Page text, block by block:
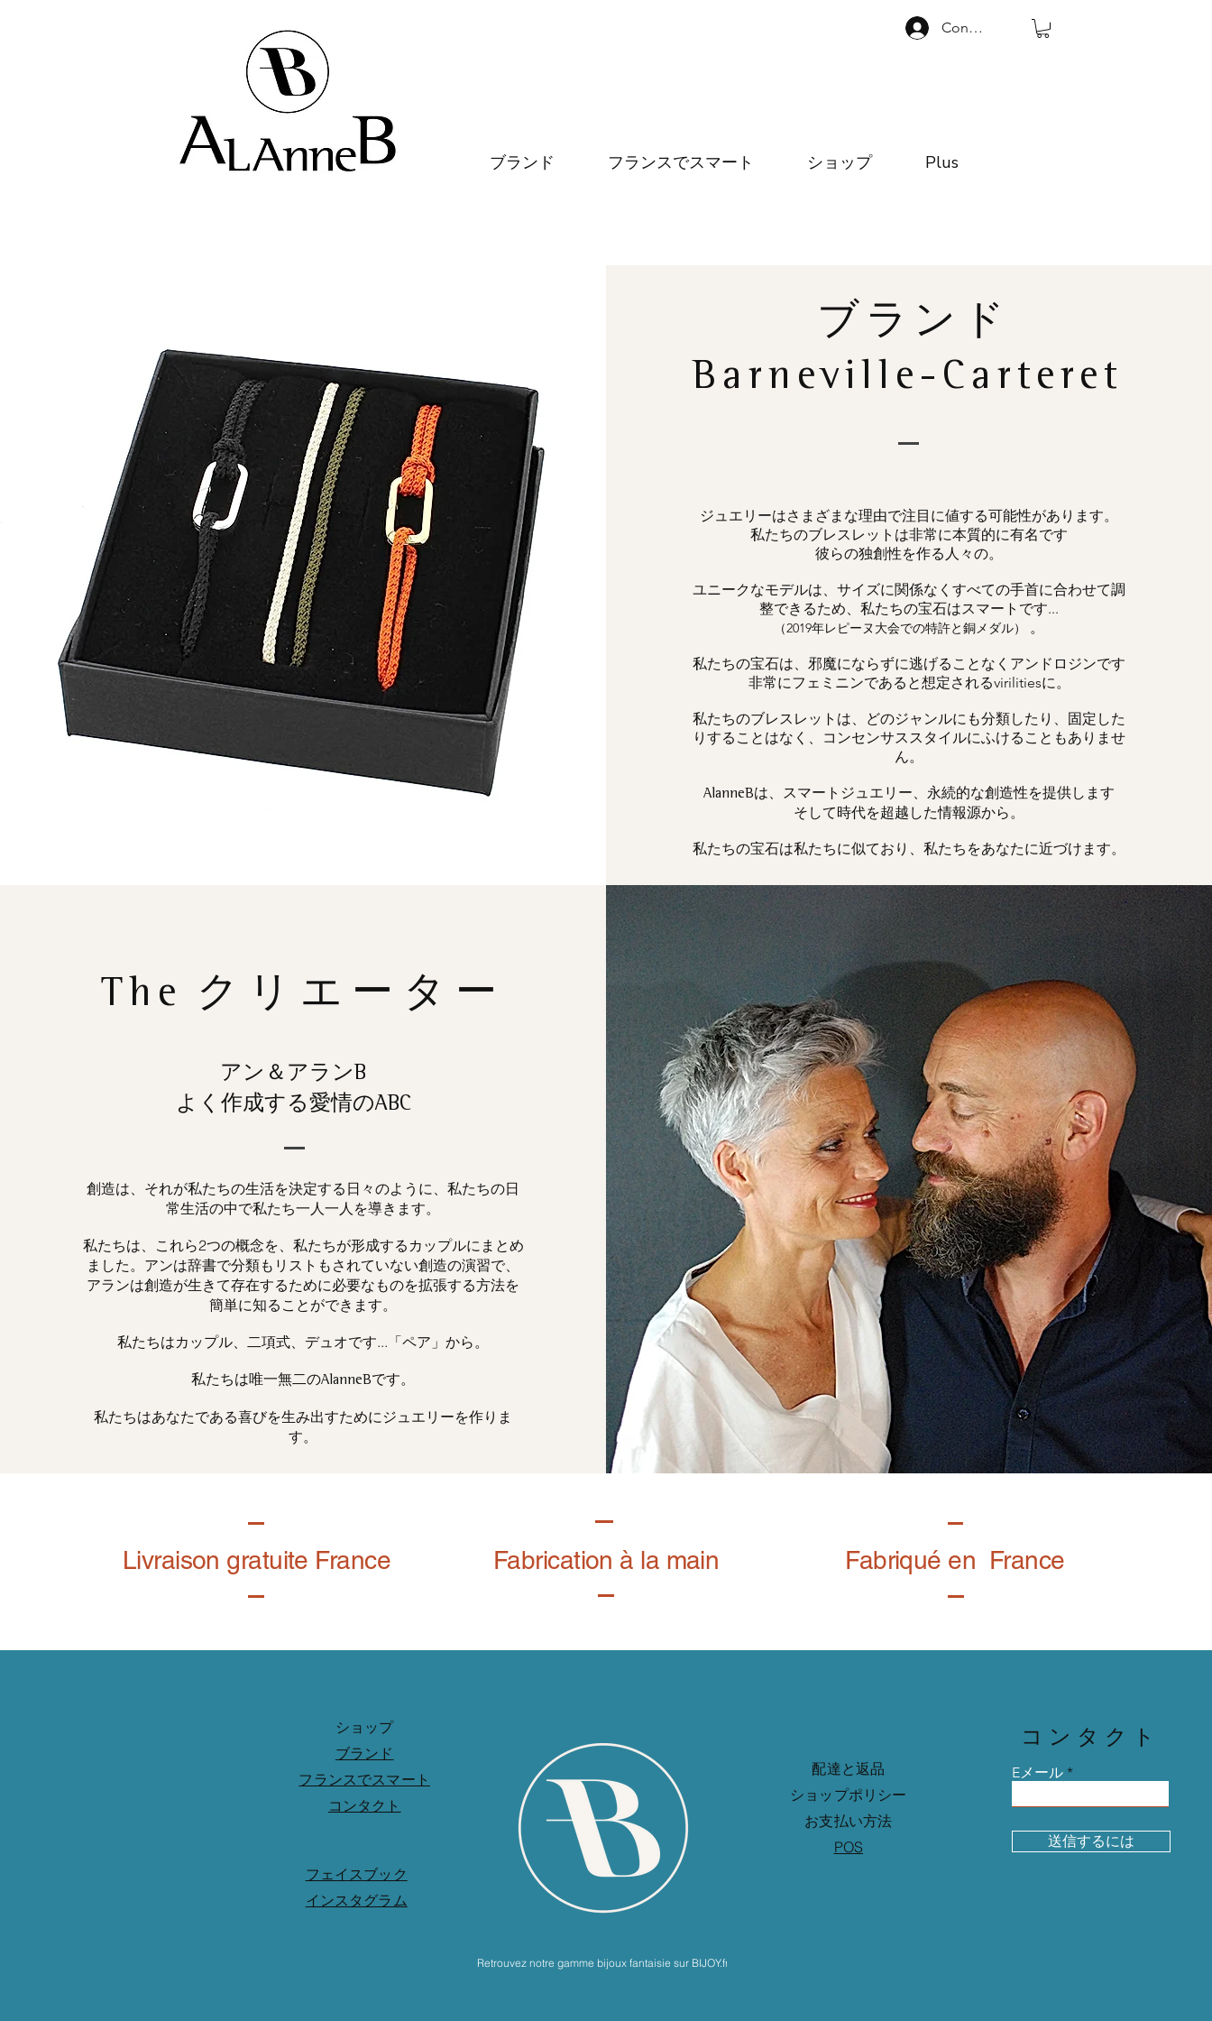
Connexion
ブランド フランスでスマート ショップ Plus
ブランド
Barneville-Carteret
ジュエリーはさまざまな理由で注目に値する可能性があります。
私たちのブレスレットは非常に本質的に有名です
彼らの独創性を作る人々の。
ユニークなモデルは、サイズに関係なくすべての手首に合わせて調
整できるため、私たちの宝石はスマートです...
（2019年レピーヌ大会での特許と銅メダル） 。
私たちの宝石は、邪魔にならずに逃げることなくアンドロジンです
非常にフェミニンであると想定されるvirilitiesに。
私たちのブレスレットは、どのジャンルにも分類したり、固定した
りすることはなく、コンセンサススタイルにふけることもありませ
ん。
AlanneBは、スマートジュエリー、永続的な創造性を提供します
そして時代を超越した情報源から。
私たちの宝石は私たちに似ており、私たちをあなたに近づけます。
The クリエーター
アン＆アランB
よく作成する愛情のABC
創造は、それが私たちの生活を決定する日々のように、私たちの日
常生活の中で私たち一人一人を導きます。
私たちは、これら2つの概念を、私たちが形成するカップルにまとめ
ました。アンは辞書で分類もリストもされていない創造の演習で、
アランは創造が生きて存在するために必要なものを拡張する方法を
簡単に知ることができます。
私たちはカップル、二項式、デュオです...「ペア」から。
私たちは唯一無二のAlanneBです。
私たちはあなたである喜びを生み出すためにジュエリーを作りま
す。
Livraison gratuite France Fabrication à la main Fabriqué en France
ショップ
ブランド
フランスでスマート
コンタクト
フェイスブック
インスタグラム
Retrouvez notre gamme bijoux fantaisie sur BIJOY.fr
配達と返品
ショップポリシー
お支払い方法
POS
コンタクト
Eメール
送信するには